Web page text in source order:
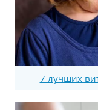
7 лучших